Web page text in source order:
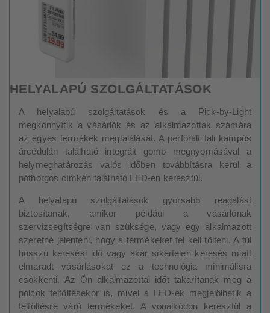
HELYALAPÚ SZOLGÁLTATÁSOK
A helyalapú szolgáltatások és a Pick-by-Light
megkönnyítik a vásárlók és az alkalmazottak számára
az egyes termékek megtalálását. A perforált fali kampós
árcédulán található integrált gomb megnyomásával a
helymeghatározás valós időben továbbításra kerül a
póthorgos címkén található LED-en keresztül.
A helyalapú szolgáltatások gyorsabb reagálást
biztosítanak, amikor például a vásárlónak
szervizsegítségre van szüksége, vagy egy alkalmazott
szeretné jelenteni, hogy a termékeket fel kell tölteni. A túl
hosszú keresési idő vagy akár sikertelen keresés miatt
elmaradt vásárlásokat ez a technológia minimálisra
csökkenti. Az Ön alkalmazottai időt takarítanak meg a
polcok feltöltésekor is, mivel a LED-ek megjelölhetik a
feltöltésre váró termékeket. A vonalkódon keresztül a